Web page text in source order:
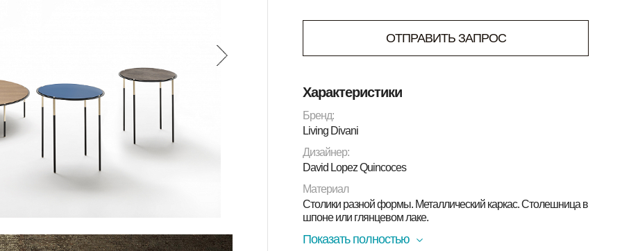
ОТПРАВИТЬ ЗАПРОС
Характеристики
Бренд:
Living Divani
Дизайнер:
David Lopez Quincoces
Материал
Столики разной формы. Металлический каркас. Столешница в
шпоне или глянцевом лаке.
Показать полностью